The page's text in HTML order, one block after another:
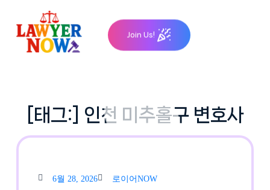
content
Join Us!
[태그:] 인천 미추홀구 변호사
6월 28, 2026
28,
로이어NOW
어